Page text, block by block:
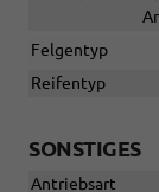
Felgentyp
Reifentyp
SONSTIGES
Antriebsart